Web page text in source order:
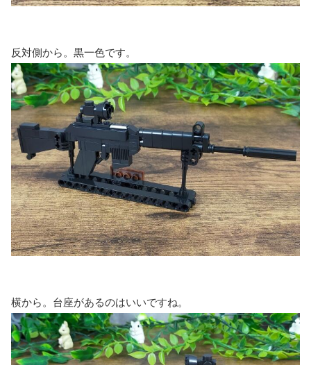
反対側から。黒一色です。
横から。台座があるのはいいですね。